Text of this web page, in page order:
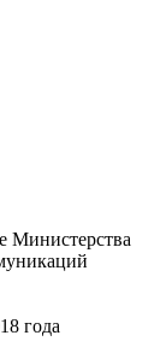
Министерства
года